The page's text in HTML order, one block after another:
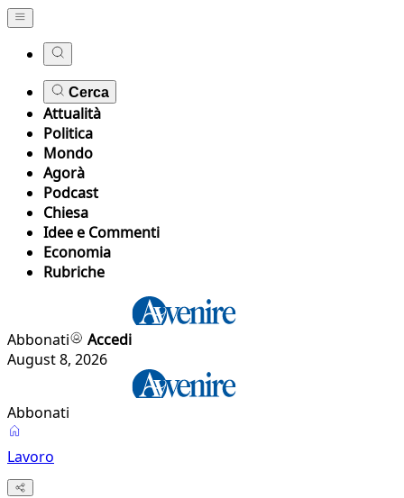
Cerca
Attualità
Politica
Mondo
Agorà
Podcast
Chiesa
Idee e Commenti
Economia
Rubriche
Abbonati
Accedi
August 8, 2026
Abbonati
Lavoro